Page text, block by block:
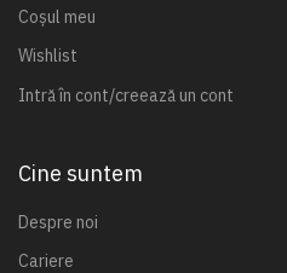
Coșul meu
Wishlist
Intră în cont/creează un cont
Cine suntem
Despre noi
Cariere